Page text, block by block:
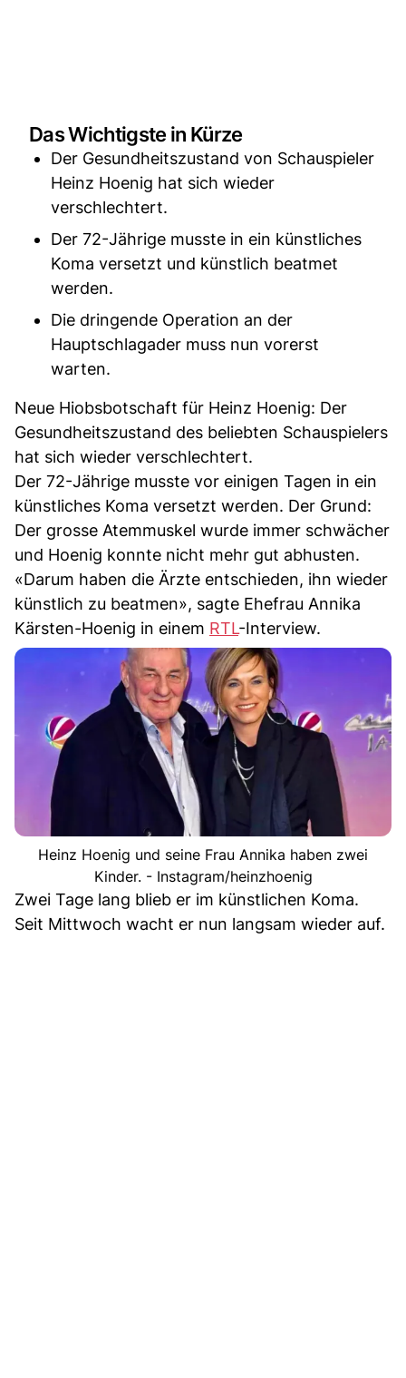
Das Wichtigste in Kürze
Der Gesundheitszustand von Schauspieler
Heinz Hoenig hat sich wieder
verschlechtert.
Der 72-Jährige musste in ein künstliches
Koma versetzt und künstlich beatmet
werden.
Die dringende Operation an der
Hauptschlagader muss nun vorerst
warten.
Neue Hiobsbotschaft für Heinz Hoenig: Der
Gesundheitszustand des beliebten Schauspielers
hat sich wieder verschlechtert.
Der 72-Jährige musste vor einigen Tagen in ein
künstliches Koma versetzt werden. Der Grund:
Der grosse Atemmuskel wurde immer schwächer
und Hoenig konnte nicht mehr gut abhusten.
«Darum haben die Ärzte entschieden, ihn wieder
künstlich zu beatmen», sagte Ehefrau Annika
Kärsten-Hoenig in einem RTL-Interview.
Heinz Hoenig und seine Frau Annika haben zwei
Kinder. - Instagram/heinzhoenig
Zwei Tage lang blieb er im künstlichen Koma.
Seit Mittwoch wacht er nun langsam wieder auf.